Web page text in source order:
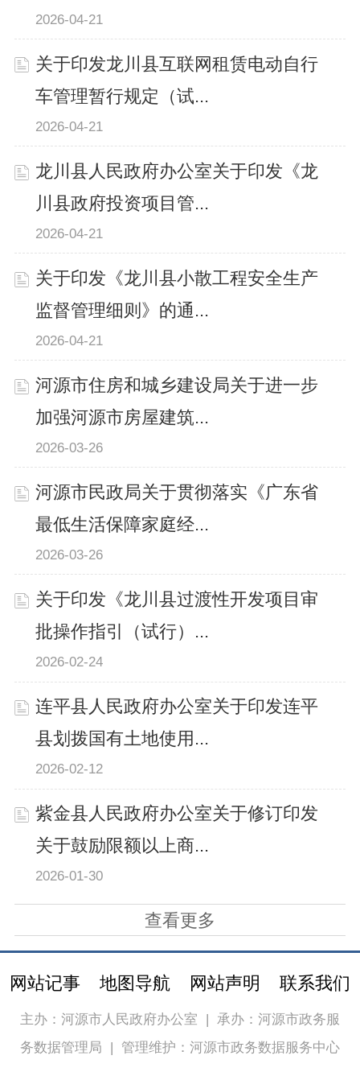
2026-04-21
关于印发龙川县互联网租赁电动自行
车管理暂行规定（试...
2026-04-21
龙川县人民政府办公室关于印发《龙
川县政府投资项目管...
2026-04-21
关于印发《龙川县小散工程安全生产
监督管理细则》的通...
2026-04-21
河源市住房和城乡建设局关于进一步
加强河源市房屋建筑...
2026-03-26
河源市民政局关于贯彻落实《广东省
最低生活保障家庭经...
2026-03-26
关于印发《龙川县过渡性开发项目审
批操作指引（试行）...
2026-02-24
连平县人民政府办公室关于印发连平
县划拨国有土地使用...
2026-02-12
紫金县人民政府办公室关于修订印发
关于鼓励限额以上商...
2026-01-30
查看更多
网站记事 地图导航 网站声明 联系我们
主办：河源市人民政府办公室
承办：河源市政务服
务数据管理局
管理维护：河源市政务数据服务中心